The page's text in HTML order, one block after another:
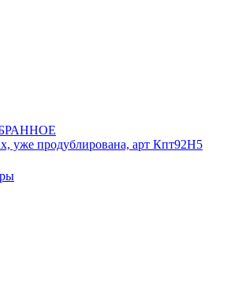
уже продублирована, арт Кпт92Н5